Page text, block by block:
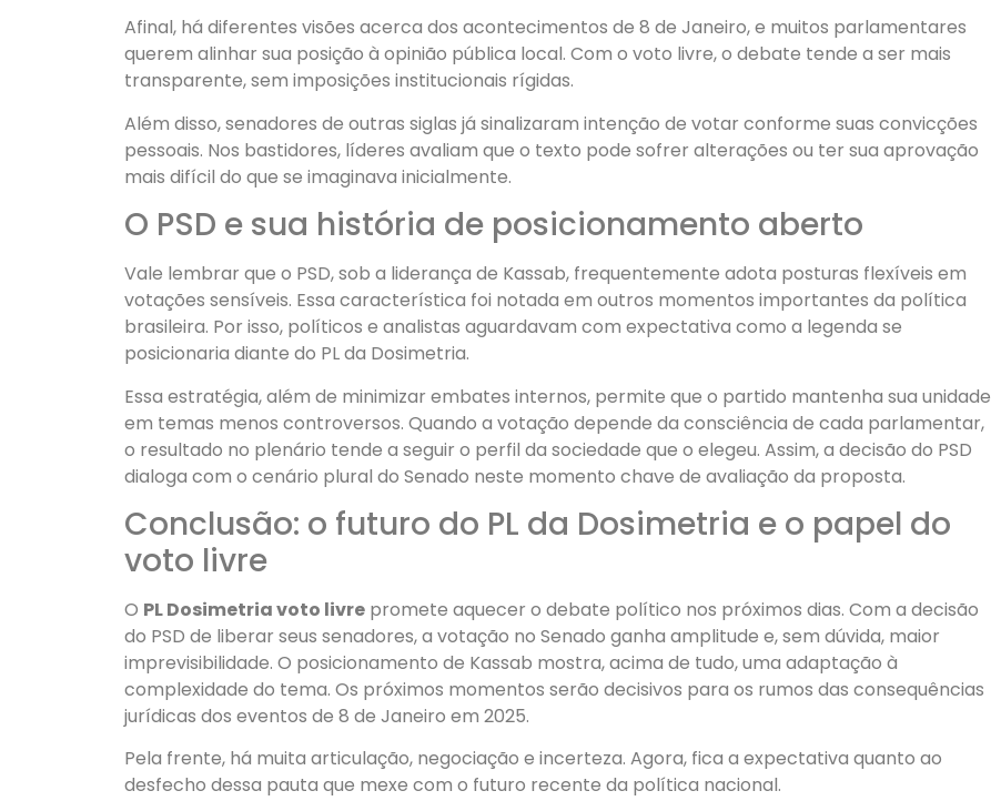
Afinal, há diferentes visões acerca dos acontecimentos de 8 de Janeiro, e muitos parlamentares
querem alinhar sua posição à opinião pública local. Com o voto livre, o debate tende a ser mais
transparente, sem imposições institucionais rígidas.
Além disso, senadores de outras siglas já sinalizaram intenção de votar conforme suas convicções
pessoais. Nos bastidores, líderes avaliam que o texto pode sofrer alterações ou ter sua aprovação
mais difícil do que se imaginava inicialmente.
O PSD e sua história de posicionamento aberto
Vale lembrar que o PSD, sob a liderança de Kassab, frequentemente adota posturas flexíveis em
votações sensíveis. Essa característica foi notada em outros momentos importantes da política
brasileira. Por isso, políticos e analistas aguardavam com expectativa como a legenda se
posicionaria diante do PL da Dosimetria.
Essa estratégia, além de minimizar embates internos, permite que o partido mantenha sua unidade
em temas menos controversos. Quando a votação depende da consciência de cada parlamentar,
o resultado no plenário tende a seguir o perfil da sociedade que o elegeu. Assim, a decisão do PSD
dialoga com o cenário plural do Senado neste momento chave de avaliação da proposta.
Conclusão: o futuro do PL da Dosimetria e o papel do
voto livre
O PL Dosimetria voto livre promete aquecer o debate político nos próximos dias. Com a decisão
do PSD de liberar seus senadores, a votação no Senado ganha amplitude e, sem dúvida, maior
imprevisibilidade. O posicionamento de Kassab mostra, acima de tudo, uma adaptação à
complexidade do tema. Os próximos momentos serão decisivos para os rumos das consequências
jurídicas dos eventos de 8 de Janeiro em 2025.
Pela frente, há muita articulação, negociação e incerteza. Agora, fica a expectativa quanto ao
desfecho dessa pauta que mexe com o futuro recente da política nacional.